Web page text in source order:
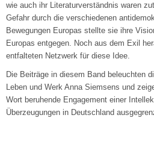
wie auch ihr Literaturverständnis waren
Gefahr durch die verschiedenen
Bewegungen Europas stellte sie ihre
Europas entgegen. Noch aus dem Exil
entfalteten Netzwerk für diese Idee.
Die Beiträge in diesem Band beleuchten
Leben und Werk Anna Siemsens und
Wort beruhende Engagement einer
Überzeugungen in Deutschland